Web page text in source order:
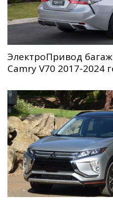
ЭлектроПривод
Camry V70 2017-2024